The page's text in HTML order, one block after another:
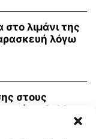
λιμάνι της
λόγω
στους
– Golden